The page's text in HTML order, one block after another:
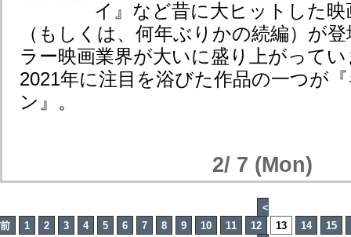
イ』など昔に大ヒットした
（もしくは、何年ぶりかの続編）が
ラー映画業界が大いに盛り上がって
2021年に注目を浴びた作品の一つが
ン』。
2/ 7 (Mon)
<
前
1 2 3 4 5 6 7 8 9 10 11 12 13 14
15